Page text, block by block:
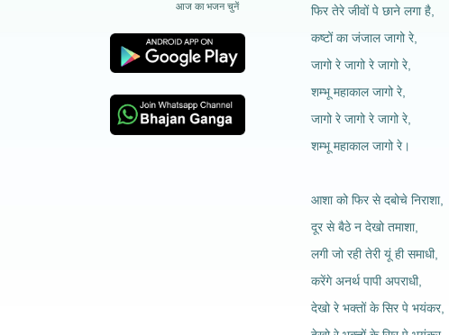
आज का भजन चुनें
फिर तेरे जीवों पे छाने लगा है,
कष्टों का जंजाल जागो रे,
जागो रे जागो रे जागो रे,
शम्भू महाकाल जागो रे,
जागो रे जागो रे जागो रे,
शम्भू महाकाल जागो रे।
आशा को फिर से दबोचे निराशा,
दूर से बैठे न देखो तमाशा,
लगी जो रही तेरी यूं ही समाधी,
करेंगे अनर्थ पापी अपराधी,
देखो रे भक्तों के सिर पे भयंकर,